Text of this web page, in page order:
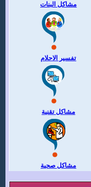
مشاكل البنات
تفسير الاحلام
مشاكل تقنية
مشاكل صحية